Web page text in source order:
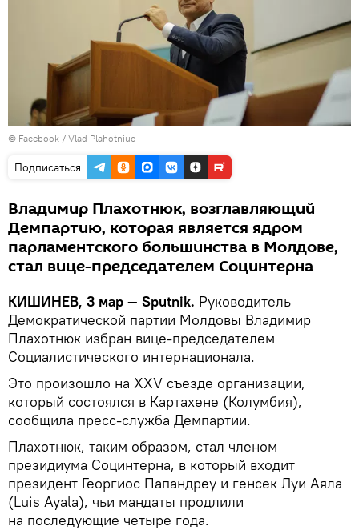
© Facebook / Vlad Plahotniuc
Подписаться
Владимир Плахотнюк, возглавляющий
Демпартию, которая является ядром
парламентского большинства в Молдове,
стал вице-председателем Социнтерна
КИШИНЕВ, 3 мар — Sputnik. Руководитель
Демократической партии Молдовы Владимир
Плахотнюк избран вице-председателем
Социалистического интернационала.
Это произошло на XXV съезде организации,
который состоялся в Картахене (Колумбия),
сообщила пресс-служба Демпартии.
Плахотнюк, таким образом, стал членом
президиума Социнтерна, в который входит
президент Георгиос Папандреу и генсек Луи Аяла
(Luis Ayala), чьи мандаты продлили
на последующие четыре года.